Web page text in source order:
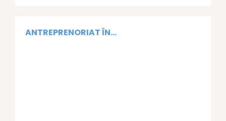
ANTREPRENORIAT ÎN...